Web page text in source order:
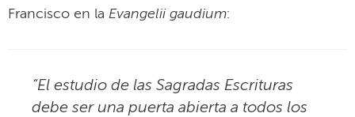
Francisco en la Evangelii gaudium:
“El estudio de las Sagradas Escrituras
debe ser una puerta abierta a todos los